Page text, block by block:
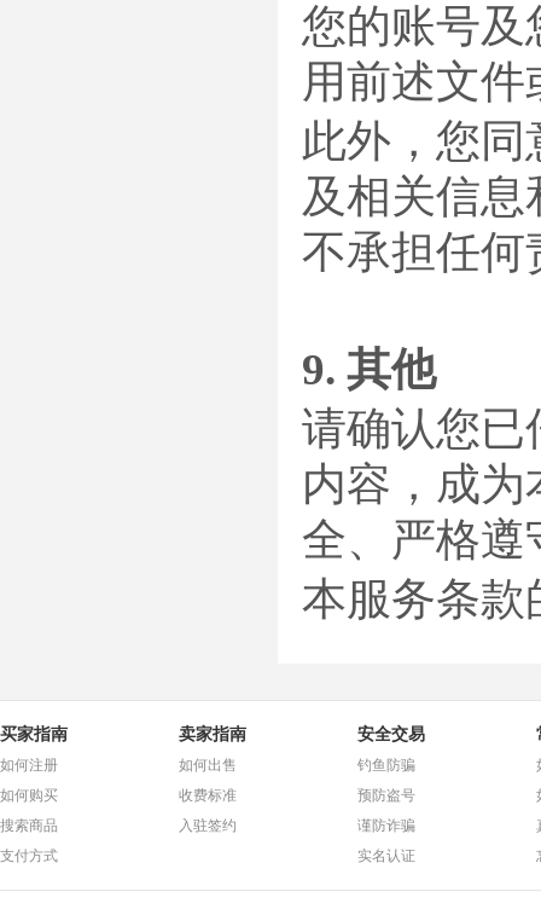
您的账号及
用前述文
此外，您
及相关信
不承担任何
9. 其他
请确认您已
内容，成
全、严格
本服务条款
买家指南
如何注册
如何购买
搜索商品
支付方式
卖家指南
如何出售
收费标准
入驻签约
安全交易
钓鱼防骗
预防盗号
谨防诈骗
实名认证